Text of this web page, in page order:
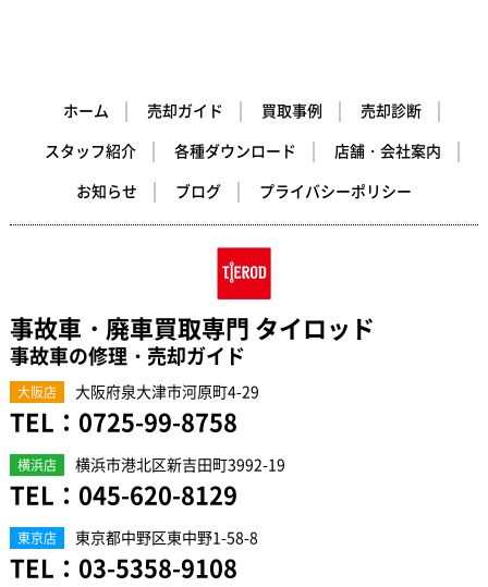
ホーム 売却ガイド 買取事例
売却診断
スタッフ紹介
各種ダウンロード
店舗・会社案内
お知らせ
ブログ プライバシーポリシー
事故車・廃車買取専門 タイロッド
事故車の修理・売却ガイド
大阪店 大阪府泉大津市河原町4-29
TEL： 0725-99-8758
横浜店 横浜市港北区新吉田町3992-19
TEL： 045-620-8129
東京店 東京都中野区東中野1-58-8
TEL： 03-5358-9108